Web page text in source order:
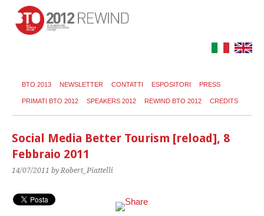
BTO 2013 NEWSLETTER CONTATTI ESPOSITORI PRESS
PRIMATI BTO 2012 SPEAKERS 2012 REWIND BTO 2012 CREDITS
Social Media Better Tourism [reload], 8
Febbraio 2011
14/07/2011 by Robert_Piattelli